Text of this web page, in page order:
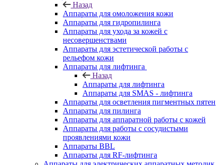
Назад
Аппараты для омоложения кожи
Аппараты для гидропилинга
Аппараты для ухода за кожей с
несовершенствами
Аппараты для эстетической работы с
рельефом кожи
Аппараты для лифтинга
Назад
Аппараты для лифтинга
Аппараты для SMAS - лифтинга
Аппараты для осветления пигментных пятен
Аппараты для пилинга
Аппараты для аппаратной работы с кожей
Аппараты для работы с сосудистыми
проявлениями кожи
Аппараты BBL
Аппараты для RF-лифтинга